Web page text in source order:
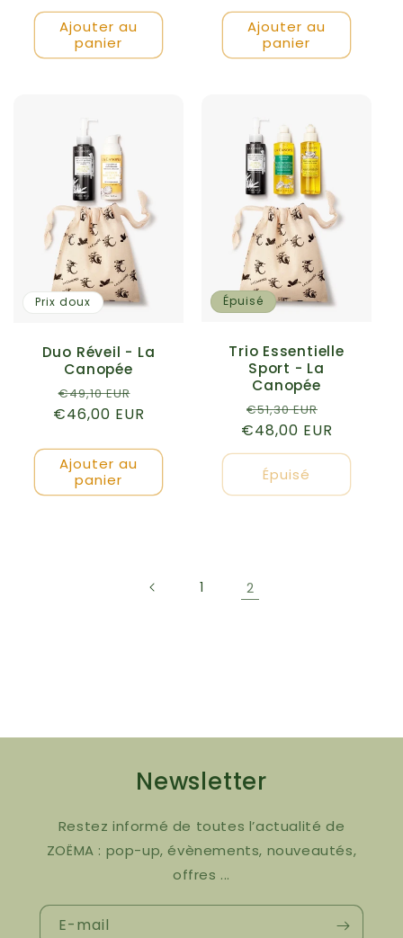
Ajouter au
panier
Ajouter au
panier
Prix doux
Duo Réveil - La
Canopée
Prix
habituel
€49,10 EUR
promotionnel
€46,00 EUR
Ajouter au
panier
Épuisé
Trio Essentielle
Sport - La
Canopée
Prix
habituel
€51,30 EUR
€48,00 EUR
Épuisé
1 2
Newsletter
Restez informé de toutes l’actualité de
ZOËMA : pop-up, évènements, nouveautés,
offres ...
E-mail